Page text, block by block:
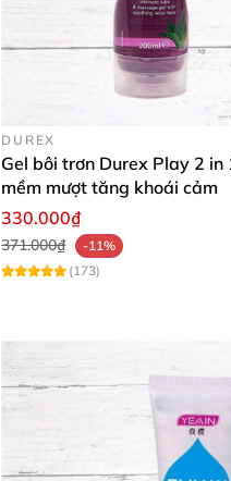
DUREX
Gel bôi trơn Durex Play 2 in
mềm mượt tăng khoái cảm
330.000₫
371.000₫
-11%
(173)